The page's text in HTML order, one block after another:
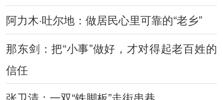
阿力木·吐尔地：做居民心里可靠的“老乡”
那东剑：把“小事”做好，才对得起老百姓的
信任